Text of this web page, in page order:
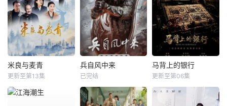
米良与麦青
更新至第13集
兵自风中来
已完结
马背上的银行
更新至第06集